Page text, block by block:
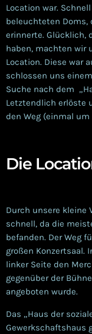
Location war.
beleuchteten Doms,
erinnerte. Glücklich,
haben, machten wir
Location. Diese war
schlossen uns
Suche nach dem
Letztendlich erlöste
den Weg (einmal
Die
Durch unsere kleine
schnell, da die
befanden. Der Weg
großen Konzertsaal.
linker Seite den
gegenüber der
angeboten wurde.
Das „Haus der
Gewerkschaftshaus